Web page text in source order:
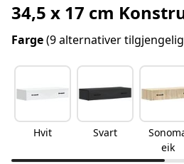
34,5 x 17 cm
Farge(9 alternativer
Hvit Svart
eik